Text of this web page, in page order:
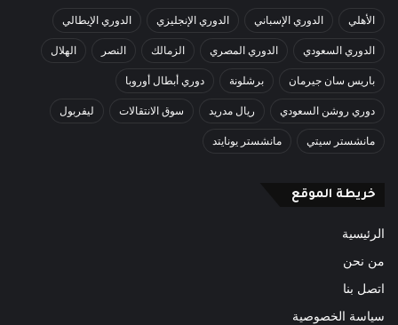
الأهلي الدوري الإسباني الدوري الإنجليزي الدوري الإيطالي
الدوري السعودي الدوري المصري الزمالك النصر الهلال
باريس سان جيرمان برشلونة دوري أبطال أوروبا
دوري روشن السعودي ريال مدريد سوق الانتقالات ليفربول
مانشستر سيتي مانشستر يونايتد
خريطة الموقع
الرئيسية
من نحن
اتصل بنا
سياسة الخصوصية